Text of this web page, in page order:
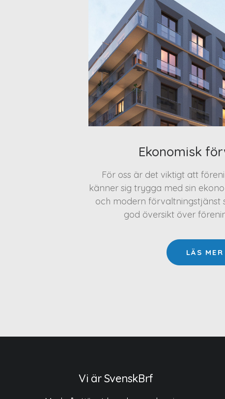
Ekonomisk
För oss är det viktigt att
känner sig trygga med sin
och modern förvaltningstjänst
god översikt över
LÄS MER
Vi är SvenskBrf